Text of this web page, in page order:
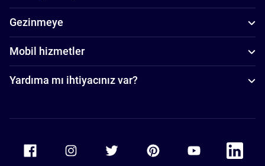
Gezinmeye
Mobil hizmetler
Yardıma mı ihtiyacınız var?
Accor Youtube
Accor